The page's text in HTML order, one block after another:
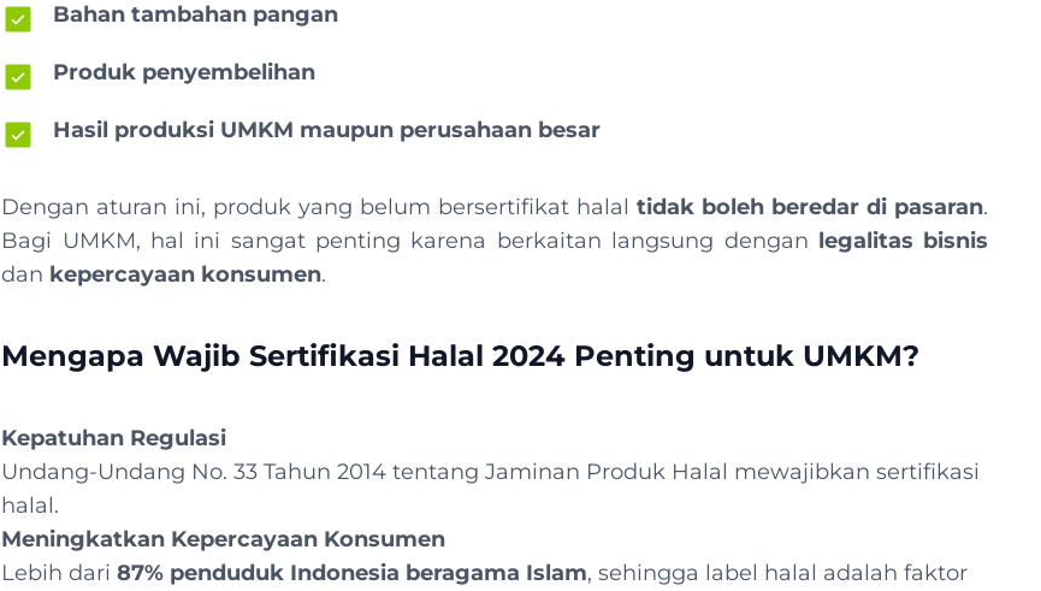
Bahan tambahan pangan
Produk penyembelihan
Hasil produksi UMKM maupun perusahaan besar
Dengan aturan ini, produk yang belum bersertifikat halaltidak boleh beredar di pasaran.
Bagi UMKM, hal ini sangat penting karena berkaitan langsung dengan legalitas bisnis
dan kepercayaan konsumen.
Mengapa Wajib Sertifikasi Halal 2024 Penting untuk UMKM?
Kepatuhan Regulasi
Undang-Undang No. 33 Tahun 2014 tentang Jaminan Produk Halal mewajibkan sertifikasi
halal.
Meningkatkan Kepercayaan Konsumen
Lebih dari87% penduduk Indonesia beragama Islam, sehingga label halal adalah faktor